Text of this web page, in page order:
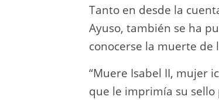
Tanto en desde la
Ayuso, también se ha
conocerse la muerte de
“Muere Isabel II, mujer
que le imprimía su